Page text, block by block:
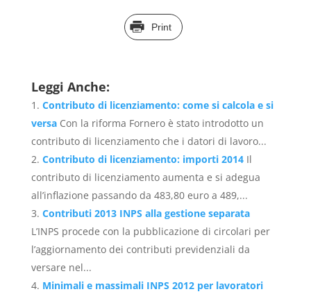
Print
Leggi Anche:
Contributo di licenziamento: come si calcola e si
versa Con la riforma Fornero è stato introdotto un
contributo di licenziamento che i datori di lavoro...
Contributo di licenziamento: importi 2014 Il
contributo di licenziamento aumenta e si adegua
all’inflazione passando da 483,80 euro a 489,...
Contributi 2013 INPS alla gestione separata
L’INPS procede con la pubblicazione di circolari per
l’aggiornamento dei contributi previdenziali da
versare nel...
Minimali e massimali INPS 2012 per lavoratori